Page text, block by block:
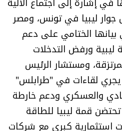
جوار ليبيا في تونس، ومصر
الختامي على دعم
ليبية ورفض التدخلات
ومستشار الرئيس
لقاءات في "طرابلس"
والعسكري ودعم خارطة
قمة ليبيا للطاقة
استثمارية كبرى مع شركات